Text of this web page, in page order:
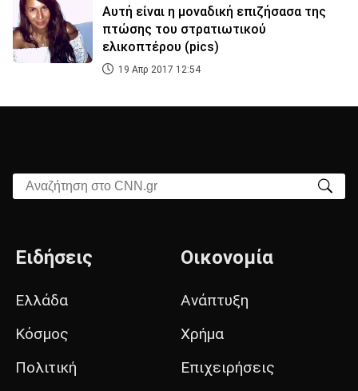
Αυτή είναι η μοναδική επιζήσασα της
πτώσης του στρατιωτικού
ελικοπτέρου (pics)
19 Απρ 2017 12:54
Αναζήτηση στο CNN.gr
Ειδήσεις
Ελλάδα
Κόσμος
Πολιτική
Οικονομία
Ανάπτυξη
Χρήμα
Επιχειρήσεις